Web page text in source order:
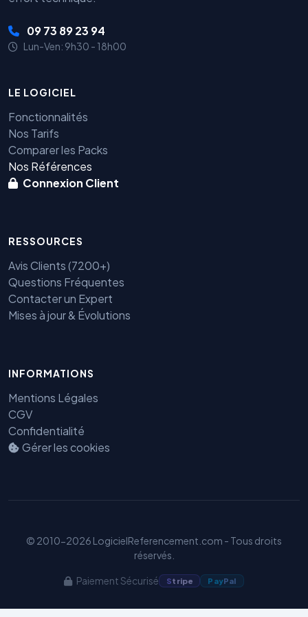
09 73 89 23 94
Lun-Ven: 9h30 - 18h00
LE LOGICIEL
Fonctionnalités
Nos Tarifs
Comparer les Packs
Nos Références
Connexion Client
RESSOURCES
Avis Clients (7200+)
Questions Fréquentes
Contacter un Expert
Mises à jour & Évolutions
INFORMATIONS
Mentions Légales
CGV
Confidentialité
Gérer les cookies
© 2010-2026 LogicielReferencement.com - Tous droits
réservés.
Paiement Sécurisé Stripe PayPal
Benjamin — Agent IA SEO &